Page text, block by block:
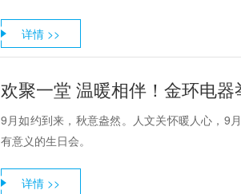
详情 >>
欢聚一堂 温暖相伴！金环电
9月如约到来，秋意盎然。人文关怀暖人心，9
有意义的生日会。
详情 >>